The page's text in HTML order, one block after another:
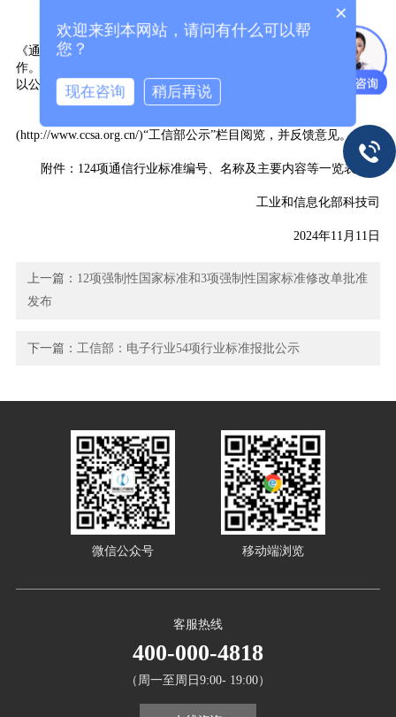
根据标准制修订计划，相关标准化技术组织已完成通信行业
《通信局(站)液冷系统总体技术要求》等124项行业标准的制修订工
作。在以上标准批准发布之前，为进一步听取社会各界意见，现予
以公示，截止日期2024年12月11日。
(http://www.ccsa.org.cn/)“工信部公示”栏目阅览，并反馈意见。
附件：124项通信行业标准编号、名称及主要内容等一览表
工业和信息化部科技司
2024年11月11日
上一篇： 12项强制性国家标准和3项强制性国家标准修改单批准
发布
下一篇： 工信部：电子行业54项行业标准报批公示
客服热线
400-000-4818
（周一至周日9:00- 19:00）
微信公众号 移动端浏览
×
欢迎来到本网站，请问有什么可以帮
您？
现在咨询 稍后再说